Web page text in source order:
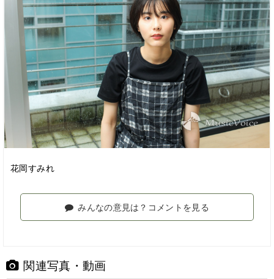
花岡すみれ
みんなの意見は？コメントを見る
関連写真・動画